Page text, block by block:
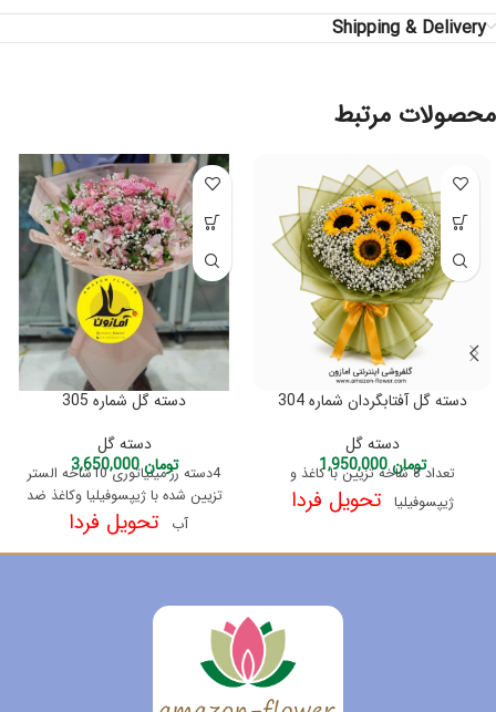
Shipping & Delivery
محصولات مرتبط
دسته گل آفتابگردان شماره 304
دسته گل
تومان1,950,000
تعداد 8 شاخه تزیین با کاغذ و
ژیپسوفیلیاتحویل فردا
دسته گل شماره 305
دسته گل
تومان3,650,000
4دسته رز مینیاتوری 10شاخه الستر
تزیین شده با ژیپسوفیلیا وکاغذ ضد
آب تحویل فردا